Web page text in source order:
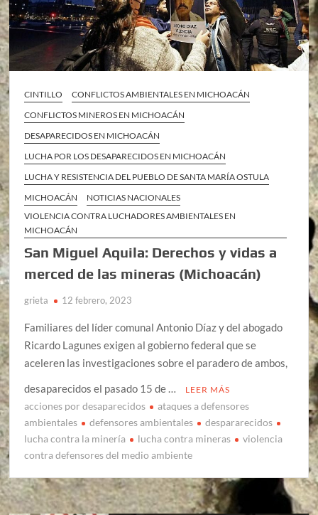
CINTILLO
CONFLICTOS AMBIENTALES EN MICHOACÁN
CONFLICTOS MINEROS EN MICHOACÁN
DESAPARECIDOS EN MICHOACÁN
LUCHA POR LOS DESAPARECIDOS EN MICHOACÁN
LUCHA Y RESISTENCIA DEL PUEBLO DE SANTA MARÍA OSTULA
MICHOACÁN
NOTICIAS NACIONALES
VIOLENCIA CONTRA LUCHADORES AMBIENTALES EN
MICHOACÁN
San Miguel Aquila: Derechos y vidas a
merced de las mineras (Michoacán)
grieta 12 febrero, 2023
Familiares del líder comunal Antonio Díaz y del abogado
Ricardo Lagunes exigen al gobierno federal que se
aceleren las investigaciones sobre el paradero de ambos,
desaparecidos el pasado 15 de …
LEER MÁS
acciones por desaparecidos
ataques a defensores
ambientales
defensores ambientales
despararecidos
lucha contra la minería
lucha contra mineras
violencia
contra defensores del medio ambiente